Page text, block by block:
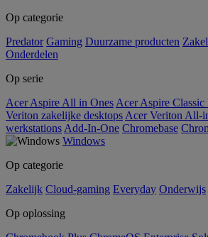
Op categorie
Predator Gaming Duurzame producten
Onderdelen
Op serie
Acer Aspire All in Ones Acer Aspire Classic
Veriton zakelijke desktops Acer Veriton All-
werkstations Add-In-One Chromebase
Windows
Op categorie
Zakelijk Cloud-gaming Everyday Onderwijs
Op oplossing